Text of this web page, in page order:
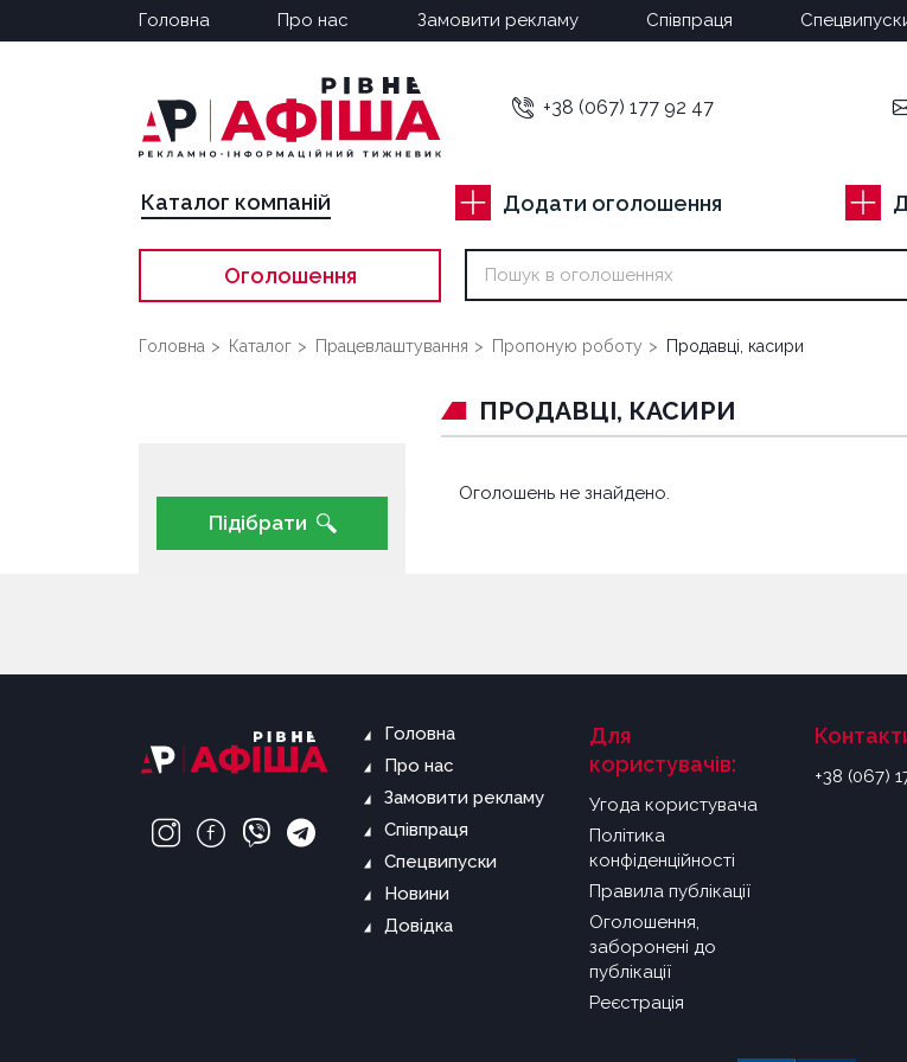
Головна Про нас Замовити рекламу Співпраця
+38 (067) 177 92 47
Каталог компаній Додати оголошення
Оголошення
Головна Каталог Працевлаштування Пропоную роботу Продавці, касири
Підібрати
ПРОДАВЦІ, КАСИРИ
Оголошень не знайдено.
Головна
Про нас
Замовити рекламу
Співпраця
Спецвипуски
Новини
Довідка
Для
користувачів:
Угода користувача
Політика
конфіденційності
Правила публікації
Оголошення,
заборонені до
публікації
Реєстрація
+38 (067)